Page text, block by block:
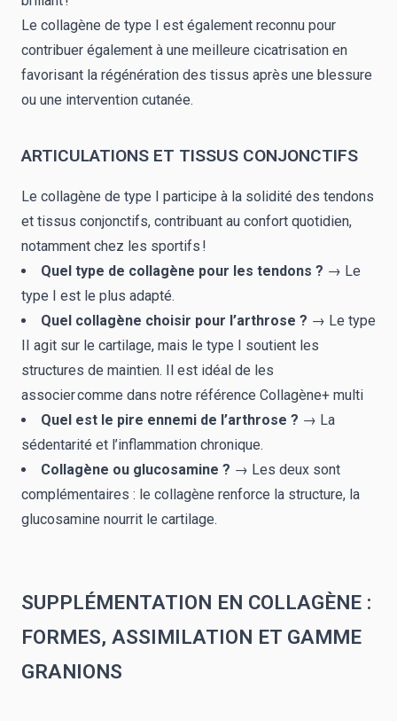
Le collagène de type I est également reconnu pour
contribuer également à une meilleure cicatrisation en
favorisant la régénération des tissus après une blessure
ou une intervention cutanée.
ARTICULATIONS ET TISSUS CONJONCTIFS
Le collagène de type I participe à la solidité des tendons
et tissus conjonctifs, contribuant au confort quotidien,
notamment chez les sportifs !
Quel type de collagène pour les tendons ? → Le
type I est le plus adapté.
Quel collagène choisir pour l’arthrose ? → Le type
II agit sur le cartilage, mais le type I soutient les
structures de maintien. Il est idéal de les
associer comme dans notre référence Collagène+ multi
Quel est le pire ennemi de l’arthrose ? → La
sédentarité et l’inflammation chronique.
Collagène ou glucosamine ? → Les deux sont
complémentaires : le collagène renforce la structure, la
glucosamine nourrit le cartilage.
SUPPLÉMENTATION EN COLLAGÈNE :
FORMES, ASSIMILATION ET GAMME
GRANIONS